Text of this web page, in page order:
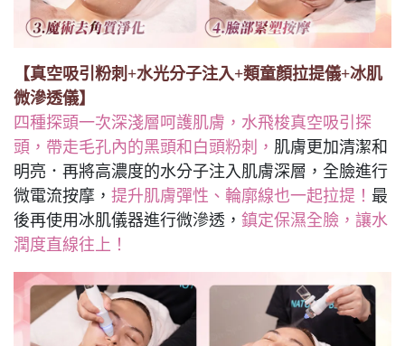
【真空吸引粉刺+水光分子注入+類童顏拉提儀+冰肌
微滲透儀】
四種探頭一次深淺層呵護肌膚，水飛梭真空吸引探
頭，帶走毛孔內的黑頭和白頭粉刺， 肌膚更加清潔和
明亮．再將高濃度的水分子注入肌膚深層，全臉進行
微電流按摩， 提升肌膚彈性、輪廓線也一起拉提！ 最
後再使用冰肌儀器進行微滲透， 鎮定保濕全臉，讓水
潤度直線往上！